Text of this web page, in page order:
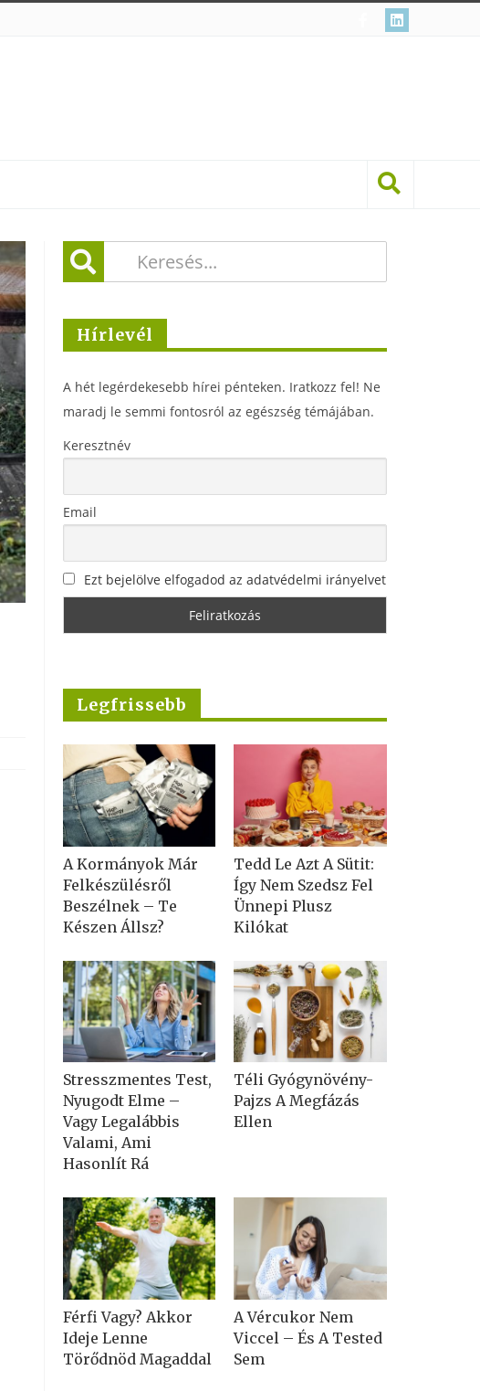
Hírlevél
A hét legérdekesebb hírei pénteken. Iratkozz fel! Ne
maradj le semmi fontosról az egészség témájában.
Keresztnév
Email
Ezt bejelölve elfogadod az adatvédelmi irányelvet
Legfrissebb
A Kormányok Már
Felkészülésről
Beszélnek – Te
Készen Állsz?
Tedd Le Azt A Sütit:
Így Nem Szedsz Fel
Ünnepi Plusz
Kilókat
Stresszmentes Test,
Nyugodt Elme –
Vagy Legalábbis
Valami, Ami
Hasonlít Rá
Téli Gyógynövény-
Pajzs A Megfázás
Ellen
Férfi Vagy? Akkor
Ideje Lenne
Törődnöd Magaddal
A Vércukor Nem
Viccel – És A Tested
Sem